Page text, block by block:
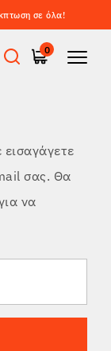
σε όλα!
0
σας. Θα
να